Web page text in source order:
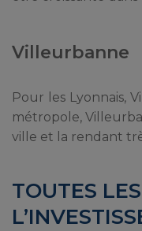
Villeurbanne
Pour les Lyonnais,
métropole,
ville et la rendant
TOUTES